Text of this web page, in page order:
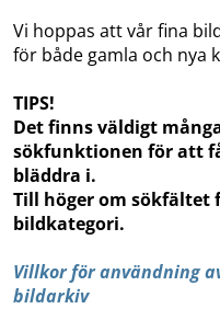
Vi hoppas att vår fina
för både gamla och nya
TIPS!
Det finns väldigt
sökfunktionen för att
bläddra i.
Till höger om
bildkategori.
Villkor för användning
bildarkiv